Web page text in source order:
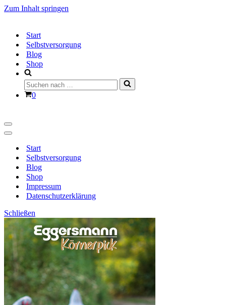
Zum Inhalt springen
Start
Selbstversorgung
Blog
Shop
Suchen
nach …
Warenkorb
0
Navigationsmenü
Navigationsmenü
Start
Selbstversorgung
Blog
Shop
Impressum
Datenschutzerklärung
Schließen